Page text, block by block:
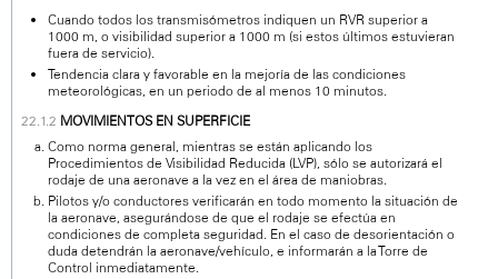
Cuando todos los transmisómetros indiquen un RVR superior a
1000 m, o visibilidad superior a 1000 m (si estos últimos estuvieran
fuera de servicio).
Tendencia clara y favorable en la mejoría de las condiciones
meteorológicas, en un periodo de al menos 10 minutos.
MOVIMIENTOS EN SUPERFICIE
Como norma general, mientras se están aplicando los
Procedimientos de Visibilidad Reducida (LVP), sólo se autorizará el
rodaje de una aeronave a la vez en el área de maniobras.
Pilotos y/o conductores verificarán en todo momento la situación de
la aeronave, asegurándose de que el rodaje se efectúa en
condiciones de completa seguridad. En el caso de desorientación o
duda detendrán la aeronave/vehículo, e informarán a la Torre de
Control inmediatamente.